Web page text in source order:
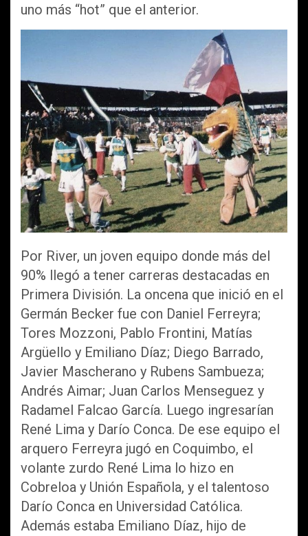
uno más “hot” que el anterior.
Por River, un joven equipo donde más del
90% llegó a tener carreras destacadas en
Primera División. La oncena que inició en el
Germán Becker fue con Daniel Ferreyra;
Tores Mozzoni, Pablo Frontini, Matías
Argüello y Emiliano Díaz; Diego Barrado,
Javier Mascherano y Rubens Sambueza;
Andrés Aimar; Juan Carlos Menseguez y
Radamel Falcao García. Luego ingresarían
René Lima y Darío Conca. De ese equipo el
arquero Ferreyra jugó en Coquimbo, el
volante zurdo René Lima lo hizo en
Cobreloa y Unión Española, y el talentoso
Darío Conca en Universidad Católica.
Además estaba Emiliano Díaz, hijo de